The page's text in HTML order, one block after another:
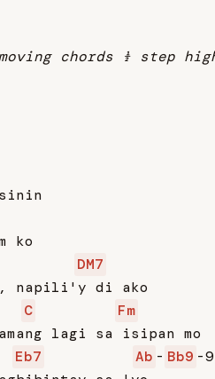
chords ½ step
ko
DM7
napili'y di ako
C
Fm
lagi sa isipan mo
Eb7 Ab - Bb9 -